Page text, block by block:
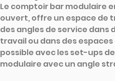
Le comptoir bar modulaire
ouvert, offre un espace de
des angles de service dans
travail ou dans des
possible avec les set-ups
modulaire avec un angle